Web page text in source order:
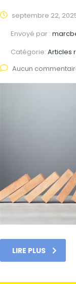
septembre 22,
Envoyé par :
Catégorie: Articles
Aucun
LIRE PLUS